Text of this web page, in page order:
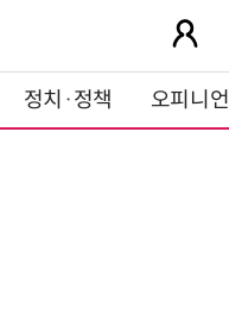
정치·정책 오피니언